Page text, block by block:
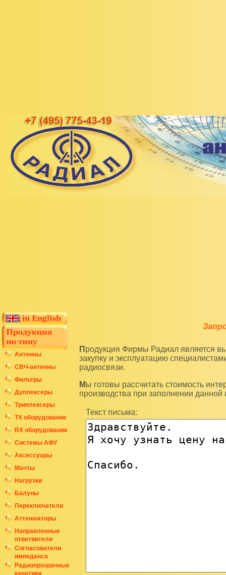
Антенны
СВЧ-антенны
Фильтры
Дуплексеры
Триплексеры
ТХ оборудование
RX оборудование
Системы АФУ
Аксессуары
Мачты
Нагрузки
Балуны
Переключатели
Аттенюаторы
Направленные
ответвители
Согласователи
импеданса
Радиопрозрачные
канатики
Продукция Фирмы Радиал является высокотехнологичным оборудованием и подразумевает
закупку и эксплуатацию
радиосвязи.
Мы готовы рассчитать стоимость интересующих вас изделий по последним ценам нашего
производства при заполнении
Текст письма: